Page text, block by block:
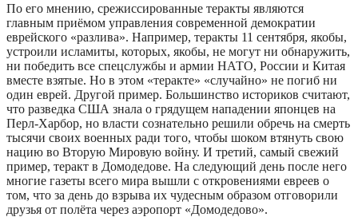
По его мнению, срежиссированные теракты являются
главным приёмом управления современной демократии
еврейского «разлива». Например, теракты 11 сентября, якобы,
устроили исламиты, которых, якобы, не могут ни обнаружить,
ни победить все спецслужбы и армии НАТО, России и Китая
вместе взятые. Но в этом «теракте» «случайно» не погиб ни
один еврей. Другой пример. Большинство историков считают,
что разведка США знала о грядущем нападении японцев на
Перл-Харбор, но власти сознательно решили обречь на смерть
тысячи своих военных ради того, чтобы шоком втянуть свою
нацию во Вторую Мировую войну. И третий, самый свежий
пример, теракт в Домодедове. На следующий день после него
многие газеты всего мира вышли с откровениями евреев о
том, что за день до взрыва их чудесным образом отговорили
друзья от полёта через аэропорт «Домодедово».